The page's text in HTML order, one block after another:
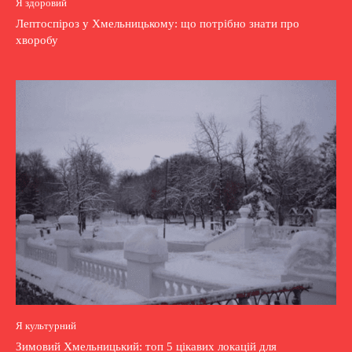
Я здоровий
Лептоспіроз у Хмельницькому: що потрібно знати про
хворобу
Я культурний
Зимовий Хмельницький: топ 5 цікавих локацій для